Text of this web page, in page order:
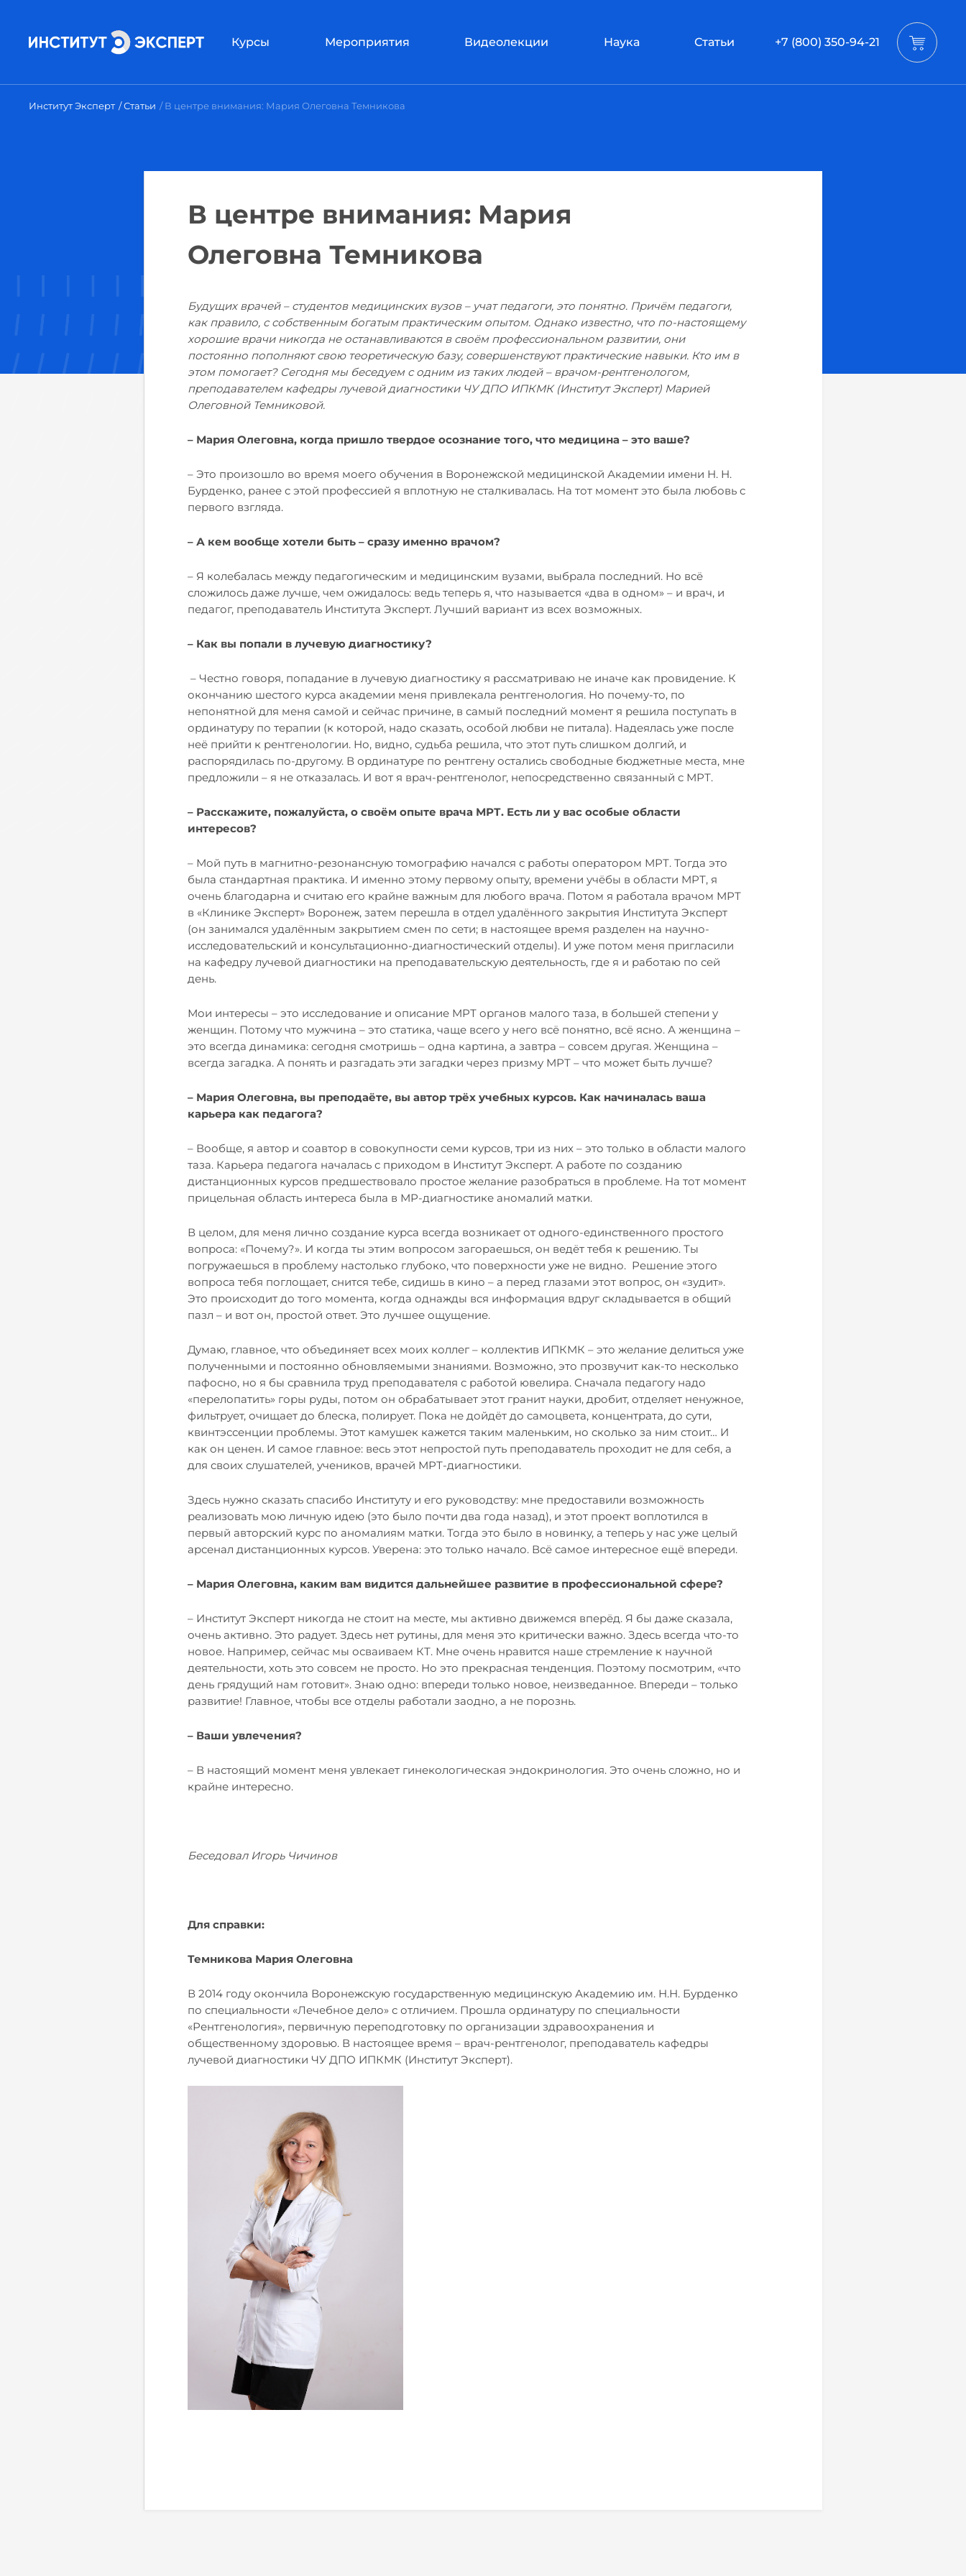
Курсы Мероприятия Видеолекции Наука Статьи +7 (800) 350-94-21
Институт Эксперт Статьи В центре внимания: Мария Олеговна Темникова
В центре внимания: Мария
Олеговна Темникова
Будущих врачей – студентов медицинских вузов – учат педагоги, это понятно. Причём педагоги,
как правило, с собственным богатым практическим опытом. Однако известно, что по-настоящему
хорошие врачи никогда не останавливаются в своём профессиональном развитии, они
постоянно пополняют свою теоретическую базу, совершенствуют практические навыки. Кто им в
этом помогает? Сегодня мы беседуем с одним из таких людей – врачом-рентгенологом,
преподавателем кафедры лучевой диагностики ЧУ ДПО ИПКМК (Институт Эксперт) Марией
Олеговной Темниковой.
– Мария Олеговна, когда пришло твердое осознание того, что медицина – это ваше?
– Это произошло во время моего обучения в Воронежской медицинской Академии имени Н. Н.
Бурденко, ранее с этой профессией я вплотную не сталкивалась. На тот момент это была любовь с
первого взгляда.
– А кем вообще хотели быть – сразу именно врачом?
– Я колебалась между педагогическим и медицинским вузами, выбрала последний. Но всё
сложилось даже лучше, чем ожидалось: ведь теперь я, что называется «два в одном» – и врач, и
педагог, преподаватель Института Эксперт. Лучший вариант из всех возможных.
– Как вы попали в лучевую диагностику?
– Честно говоря, попадание в лучевую диагностику я рассматриваю не иначе как провидение. К
окончанию шестого курса академии меня привлекала рентгенология. Но почему-то, по
непонятной для меня самой и сейчас причине, в самый последний момент я решила поступать в
ординатуру по терапии (к которой, надо сказать, особой любви не питала). Надеялась уже после
неё прийти к рентгенологии. Но, видно, судьба решила, что этот путь слишком долгий, и
распорядилась по-другому. В ординатуре по рентгену остались свободные бюджетные места, мне
предложили – я не отказалась. И вот я врач-рентгенолог, непосредственно связанный с МРТ.
– Расскажите, пожалуйста, о своём опыте врача МРТ. Есть ли у вас особые области
интересов?
– Мой путь в магнитно-резонансную томографию начался с работы оператором МРТ. Тогда это
была стандартная практика. И именно этому первому опыту, времени учёбы в области МРТ, я
очень благодарна и считаю его крайне важным для любого врача. Потом я работала врачом МРТ
в «Клинике Эксперт» Воронеж, затем перешла в отдел удалённого закрытия Института Эксперт
(он занимался удалённым закрытием смен по сети; в настоящее время разделен на научно-
исследовательский и консультационно-диагностический отделы). И уже потом меня пригласили
на кафедру лучевой диагностики на преподавательскую деятельность, где я и работаю по сей
день.
Мои интересы – это исследование и описание МРТ органов малого таза, в большей степени у
женщин. Потому что мужчина – это статика, чаще всего у него всё понятно, всё ясно. А женщина –
это всегда динамика: сегодня смотришь – одна картина, а завтра – совсем другая. Женщина –
всегда загадка. А понять и разгадать эти загадки через призму МРТ – что может быть лучше?
– Мария Олеговна, вы преподаёте, вы автор трёх учебных курсов. Как начиналась ваша
карьера как педагога?
– Вообще, я автор и соавтор в совокупности семи курсов, три из них – это только в области малого
таза. Карьера педагога началась с приходом в Институт Эксперт. А работе по созданию
дистанционных курсов предшествовало простое желание разобраться в проблеме. На тот момент
прицельная область интереса была в МР-диагностике аномалий матки.
В целом, для меня лично создание курса всегда возникает от одного-единственного простого
вопроса: «Почему?». И когда ты этим вопросом загораешься, он ведёт тебя к решению. Ты
погружаешься в проблему настолько глубоко, что поверхности уже не видно. Решение этого
вопроса тебя поглощает, снится тебе, сидишь в кино – а перед глазами этот вопрос, он «зудит».
Это происходит до того момента, когда однажды вся информация вдруг складывается в общий
пазл – и вот он, простой ответ. Это лучшее ощущение.
Думаю, главное, что объединяет всех моих коллег – коллектив ИПКМК – это желание делиться уже
полученными и постоянно обновляемыми знаниями. Возможно, это прозвучит как-то несколько
пафосно, но я бы сравнила труд преподавателя с работой ювелира. Сначала педагогу надо
«перелопатить» горы руды, потом он обрабатывает этот гранит науки, дробит, отделяет ненужное,
фильтрует, очищает до блеска, полирует. Пока не дойдёт до самоцвета, концентрата, до сути,
квинтэссенции проблемы. Этот камушек кажется таким маленьким, но сколько за ним стоит… И
как он ценен. И самое главное: весь этот непростой путь преподаватель проходит не для себя, а
для своих слушателей, учеников, врачей МРТ-диагностики.
Здесь нужно сказать спасибо Институту и его руководству: мне предоставили возможность
реализовать мою личную идею (это было почти два года назад), и этот проект воплотился в
первый авторский курс по аномалиям матки. Тогда это было в новинку, а теперь у нас уже целый
арсенал дистанционных курсов. Уверена: это только начало. Всё самое интересное ещё впереди.
– Мария Олеговна, каким вам видится дальнейшее развитие в профессиональной сфере?
– Институт Эксперт никогда не стоит на месте, мы активно движемся вперёд. Я бы даже сказала,
очень активно. Это радует. Здесь нет рутины, для меня это критически важно. Здесь всегда что-то
новое. Например, сейчас мы осваиваем КТ. Мне очень нравится наше стремление к научной
деятельности, хоть это совсем не просто. Но это прекрасная тенденция. Поэтому посмотрим, «что
день грядущий нам готовит». Знаю одно: впереди только новое, неизведанное. Впереди – только
развитие! Главное, чтобы все отделы работали заодно, а не порознь.
– Ваши увлечения?
– В настоящий момент меня увлекает гинекологическая эндокринология. Это очень сложно, но и
крайне интересно.
Беседовал Игорь Чичинов
Для справки:
Темникова Мария Олеговна
В 2014 году окончила Воронежскую государственную медицинскую Академию им. Н.Н. Бурденко
по специальности «Лечебное дело» с отличием. Прошла ординатуру по специальности
«Рентгенология», первичную переподготовку по организации здравоохранения и
общественному здоровью. В настоящее время – врач-рентгенолог, преподаватель кафедры
лучевой диагностики ЧУ ДПО ИПКМК (Институт Эксперт).